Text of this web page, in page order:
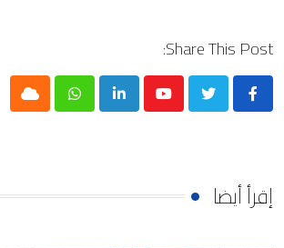
Share This Post:
Youtube
LinkedIn
Whatsapp
Cloud
إقرأ أيضا